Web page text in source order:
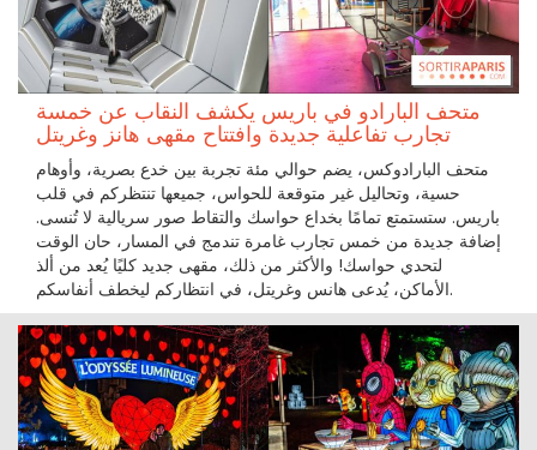
متحف البارادو في باريس يكشف النقاب عن خمسة
تجارب تفاعلية جديدة وافتتاح مقهى هانز وغريتل
متحف البارادوكس، يضم حوالي مئة تجربة بين خدع بصرية، وأوهام
حسية، وتحاليل غير متوقعة للحواس، جميعها تنتظركم في قلب
باريس. ستستمتع تمامًا بخداع حواسك والتقاط صور سريالية لا تُنسى.
إضافة جديدة من خمس تجارب غامرة تندمج في المسار، حان الوقت
لتحدي حواسك! والأكثر من ذلك، مقهى جديد كليًا يُعد من ألذ
الأماكن، يُدعى هانس وغريتل، في انتظاركم ليخطف أنفاسكم.